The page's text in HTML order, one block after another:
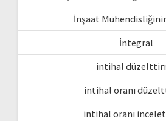
İnşaat
İntegral
intihal
intihal oranı
intihal oranı